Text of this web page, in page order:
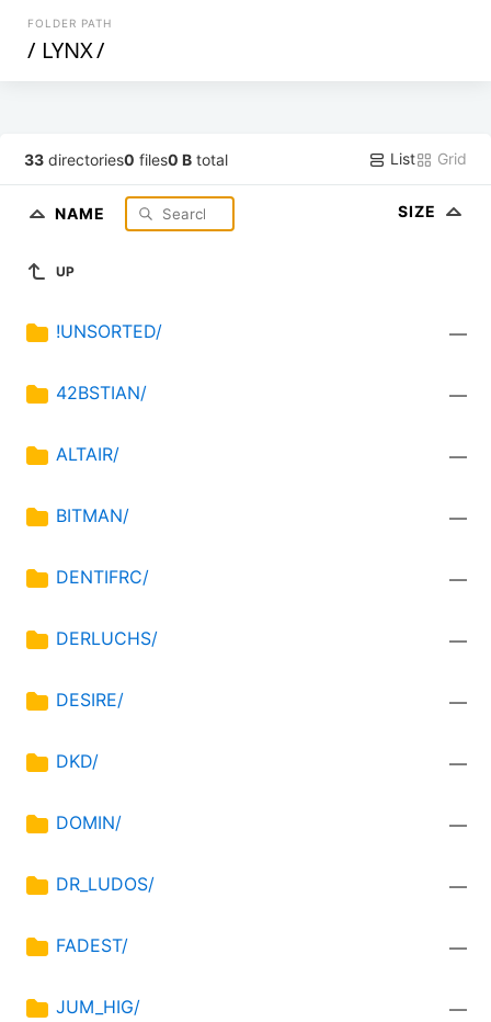
FOLDER PATH
/ LYNX/
33 directories0 files0 B total List Grid
NAME SIZE
UP
!UNSORTED/ —
42BSTIAN/ —
ALTAIR/ —
BITMAN/ —
DENTIFRC/ —
DERLUCHS/ —
DESIRE/ —
DKD/ —
DOMIN/ —
DR_LUDOS/ —
FADEST/ —
JUM_HIG/ —